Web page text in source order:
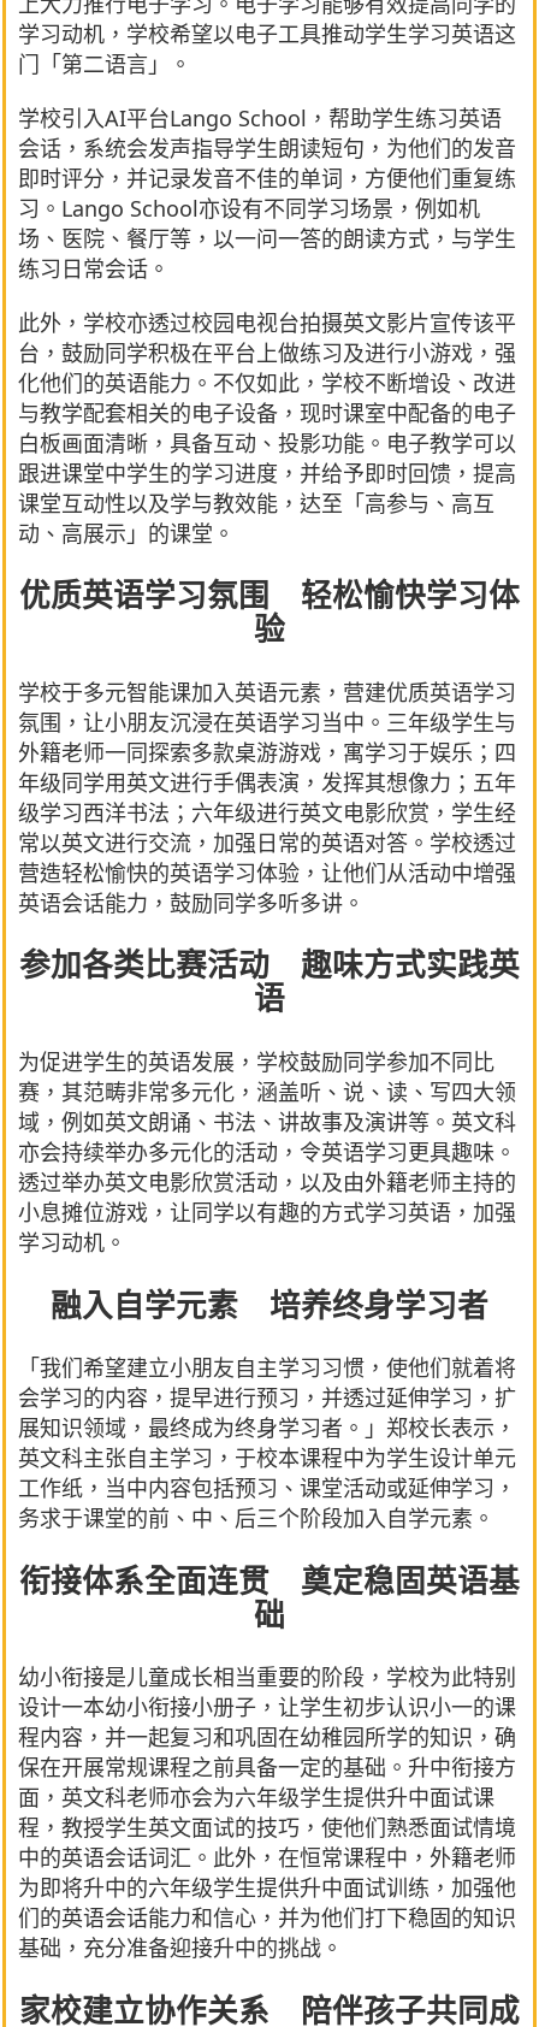
学习动机，学校希望以电子工具推动学生学习英语这
门「第二语言」。
学校引入AI平台Lango School，帮助学生练习英语
会话，系统会发声指导学生朗读短句，为他们的发音
即时评分，并记录发音不佳的单词，方便他们重复练
习。Lango School亦设有不同学习场景，例如机
场、医院、餐厅等，以一问一答的朗读方式，与学生
练习日常会话。
此外，学校亦透过校园电视台拍摄英文影片宣传该平
台，鼓励同学积极在平台上做练习及进行小游戏，强
化他们的英语能力。不仅如此，学校不断增设、改进
与教学配套相关的电子设备，现时课室中配备的电子
白板画面清晰，具备互动、投影功能。电子教学可以
跟进课堂中学生的学习进度，并给予即时回馈，提高
课堂互动性以及学与教效能，达至「高参与、高互
动、高展示」的课堂。
优质英语学习氛围 轻松愉快学习体
验
学校于多元智能课加入英语元素，营建优质英语学习
氛围，让小朋友沉浸在英语学习当中。三年级学生与
外籍老师一同探索多款桌游游戏，寓学习于娱乐；四
年级同学用英文进行手偶表演，发挥其想像力；五年
级学习西洋书法；六年级进行英文电影欣赏，学生经
常以英文进行交流，加强日常的英语对答。学校透过
营造轻松愉快的英语学习体验，让他们从活动中增强
英语会话能力，鼓励同学多听多讲。
参加各类比赛活动 趣味方式实践英
语
为促进学生的英语发展，学校鼓励同学参加不同比
赛，其范畴非常多元化，涵盖听、说、读、写四大领
域，例如英文朗诵、书法、讲故事及演讲等。英文科
亦会持续举办多元化的活动，令英语学习更具趣味。
透过举办英文电影欣赏活动，以及由外籍老师主持的
小息摊位游戏，让同学以有趣的方式学习英语，加强
学习动机。
融入自学元素 培养终身学习者
「我们希望建立小朋友自主学习习惯，使他们就着将
会学习的内容，提早进行预习，并透过延伸学习，扩
展知识领域，最终成为终身学习者。」郑校长表示，
英文科主张自主学习，于校本课程中为学生设计单元
工作纸，当中内容包括预习、课堂活动或延伸学习，
务求于课堂的前、中、后三个阶段加入自学元素。
衔接体系全面连贯 奠定稳固英语基
础
幼小衔接是儿童成长相当重要的阶段，学校为此特别
设计一本幼小衔接小册子，让学生初步认识小一的课
程内容，并一起复习和巩固在幼稚园所学的知识，确
保在开展常规课程之前具备一定的基础。升中衔接方
面，英文科老师亦会为六年级学生提供升中面试课
程，教授学生英文面试的技巧，使他们熟悉面试情境
中的英语会话词汇。此外，在恒常课程中，外籍老师
为即将升中的六年级学生提供升中面试训练，加强他
们的英语会话能力和信心，并为他们打下稳固的知识
基础，充分准备迎接升中的挑战。
家校建立协作关系 陪伴孩子共同成